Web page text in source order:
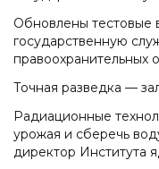
Обновлены тестовые
государственную
правоохранительных
Точная разведка —
Радиационные
урожая и сберечь
директор Института